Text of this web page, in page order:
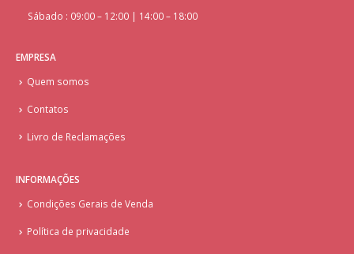
Sábado : 09:00 – 12:00 | 14:00 – 18:00
EMPRESA
Quem somos
Contatos
Livro de Reclamações
INFORMAÇÕES
Condições Gerais de Venda
Política de privacidade